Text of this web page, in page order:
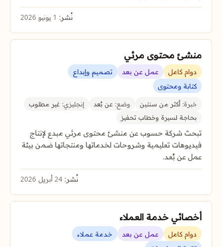
نُشر:
منشئ محتوى مرئي
دوام كامل عمل عن بعد
تصميم وإبداع
كتابة ومحتوى
خبرة: أكثر من سنتين وضع: عن بُعد إنجليزي: غير مطلوب
بحاجة لسيرة وخطاب تحفيز
تبحث شركة حسوب عن منشئ محتوى مرئي مبدع لإنتاج
فيديوهات تعليمية وشروحات لخدماتها ومنتجاتها ضمن بيئة
عمل عن بُعد.
نُشر:
أخصائي خدمة العملاء
دوام كامل عمل عن بعد
خدمة عملاء